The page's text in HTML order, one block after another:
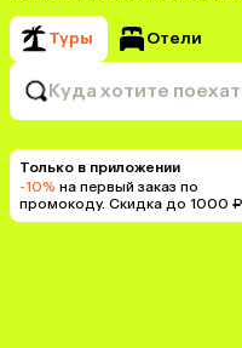
Туры Отели
Куда хотите
Только в приложении
-10% на первый заказ по
промокоду. Скидка до 1000